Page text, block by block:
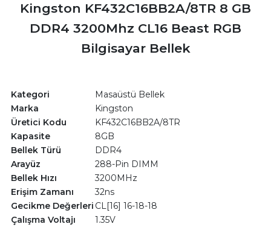
Kingston KF432C16BB2A/8TR 8 GB
DDR4 3200Mhz CL16 Beast RGB
Bilgisayar Bellek
Kategori
Masaüstü Bellek
Marka
Kingston
Üretici Kodu
KF432C16BB2A/8TR
Kapasite
8GB
Bellek Türü
DDR4
Arayüz
288-Pin DIMM
Bellek Hızı
3200MHz
Erişim Zamanı
32ns
Gecikme Değerleri CL[16] 16-18-18
Çalışma Voltajı
1.35V